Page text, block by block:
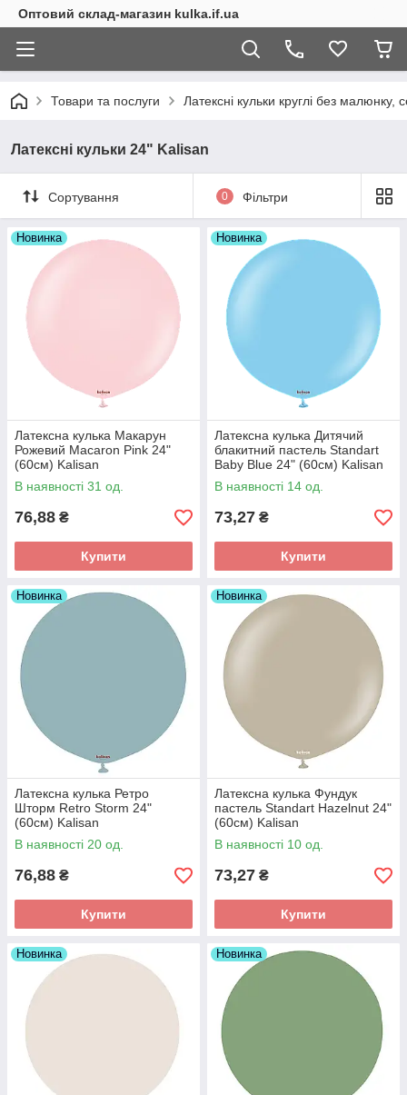
Оптовий склад-магазин kulka.if.ua
Товари та послуги Латексні кульки круглі без
Латексні кульки 24" Kalisan
Сортування 0 Фільтри
Новинка
Латексна кулька Макарун
Рожевий Macaron Pink 24"
(60см) Kalisan
В наявності 31 од.
76,88 ₴
Купити
Новинка
Латексна кулька Дитячий
блакитний пастель Standart
Baby Blue 24" (60см) Kalisan
В наявності 14 од.
73,27 ₴
Купити
Новинка
Латексна кулька Ретро
Шторм Retro Storm 24"
(60см) Kalisan
В наявності 20 од.
76,88 ₴
Купити
Новинка
Латексна кулька Фундук
пастель Standart Hazelnut 24"
(60см) Kalisan
В наявності 10 од.
73,27 ₴
Купити
Новинка Новинка